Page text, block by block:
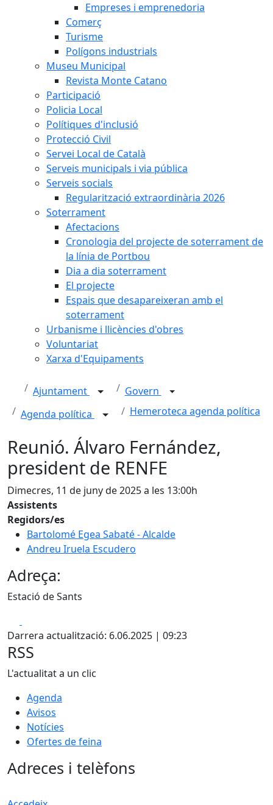
Empreses i emprenedoria
Comerç
Turisme
Polígons industrials
Museu Municipal
Revista Monte Catano
Participació
Policia Local
Polítiques d'inclusió
Protecció Civil
Servei Local de Català
Serveis municipals i via pública
Serveis socials
Regularització extraordinària 2026
Soterrament
Afectacions
Cronologia del projecte de soterrament de
la línia de Portbou
Dia a dia soterrament
El projecte
Espais que desapareixeran amb el
soterrament
Urbanisme i llicències d'obres
Voluntariat
Xarxa d'Equipaments
Ajuntament
Govern
Agenda política
Hemeroteca agenda política
Reunió. Álvaro Fernández,
president de RENFE
Dimecres, 11 de juny de 2025 a les 13:00h
Assistents
Regidors/es
Bartolomé Egea Sabaté - Alcalde
Andreu Iruela Escudero
Adreça:
Estació de Sants
Darrera actualització: 6.06.2025 | 09:23
RSS
L'actualitat a un clic
Agenda
Avisos
Notícies
Ofertes de feina
Adreces i telèfons